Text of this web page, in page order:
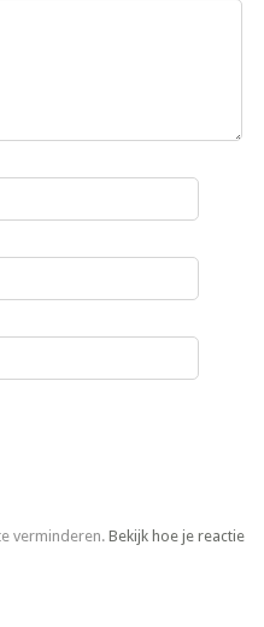
verminderen.Bekijk hoe je reactie